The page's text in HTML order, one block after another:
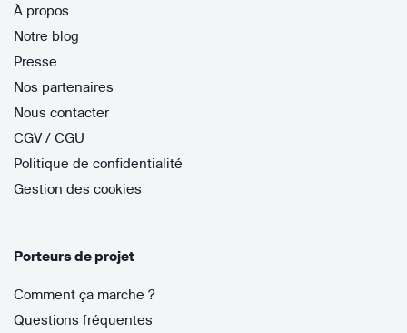
À propos
Notre blog
Presse
Nos partenaires
Nous contacter
CGV / CGU
Politique de confidentialité
Gestion des cookies
Porteurs de projet
Comment ça marche ?
Questions fréquentes